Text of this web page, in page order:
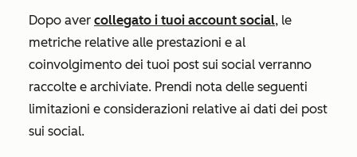
Dopo aver collegato i tuoi account social, le
metriche relative alle prestazioni e al
coinvolgimento dei tuoi post sui social verranno
raccolte e archiviate. Prendi nota delle seguenti
limitazioni e considerazioni relative ai dati dei post
sui social.